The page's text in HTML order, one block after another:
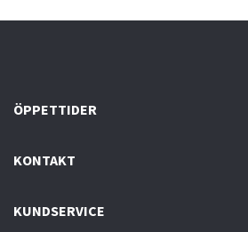
ÖPPETTIDER
KONTAKT
KUNDSERVICE